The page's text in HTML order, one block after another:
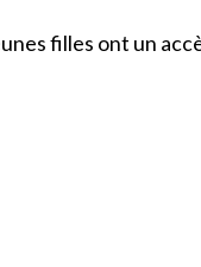
filles ont un